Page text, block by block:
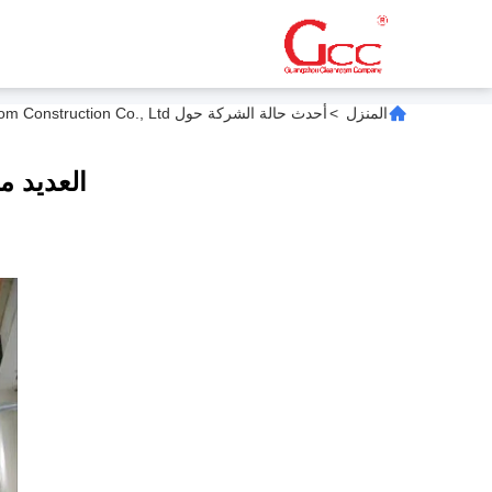
المنزل >أحدث حالة الشركة حول Guangzhou Cleanroom Construction Co., Ltd. الشهادات